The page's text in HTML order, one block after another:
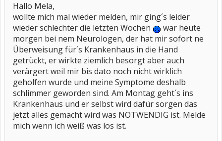
Hallo Mela,
wollte mich mal wieder melden, mir ging´s leider
wieder schlechter die letzten Wochen
war heute
morgen bei nem Neurologen, der hat mir sofort ne
Überweisung für´s Krankenhaus in die Hand
getrückt, er wirkte ziemlich besorgt aber auch
verärgert weil mir bis dato noch nicht wirklich
geholfen wurde und meine Symptome deshalb
schlimmer geworden sind. Am Montag geht´s ins
Krankenhaus und er selbst wird dafür sorgen das
jetzt alles gemacht wird was NOTWENDIG ist. Melde
mich wenn ich weiß was los ist.